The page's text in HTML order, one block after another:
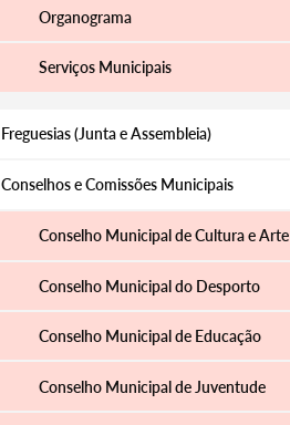
Organograma
Serviços Municipais
Freguesias (Junta e Assembleia)
Conselhos e Comissões Municipais
Conselho Municipal de Cultura e Arte
Conselho Municipal do Desporto
Conselho Municipal de Educação
Conselho Municipal de Juventude